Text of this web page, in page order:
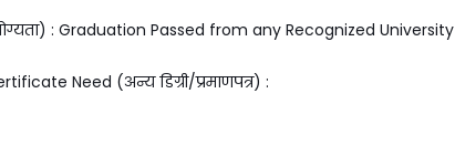
: Graduation Passed from any Recognized University
Need (अन्य डिग्री/प्रमाणपत्र) :